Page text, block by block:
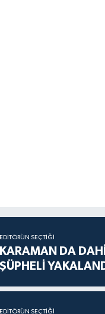
EDITÖRÜN SEÇTIĞI
KARAMAN DA
ŞÜPHELİ
EDITÖRÜN SEÇTIĞI